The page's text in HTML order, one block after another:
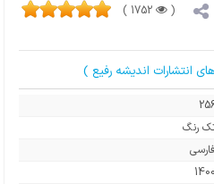
(
1752 )
انتشارات اندیشه رفیع )
رنگ
فارسی
1400